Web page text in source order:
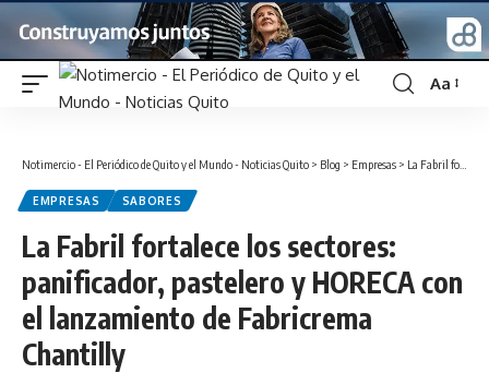
Font
Aa
Notimercio - El Periódico de Quito y el Mundo - Noticias Quito > Blog > Empresas > La Fabril fortalece los sectores: panificador, pastelero y HORECA con el lanzamiento de Fabricrema Chantilly
EMPRESAS SABORES
La Fabril fortalece los sectores:
panificador, pastelero y HORECA con
el lanzamiento de Fabricrema
Chantilly